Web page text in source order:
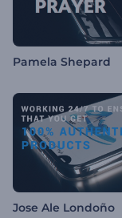
Pamela Shepard
Jose Ale Londoño